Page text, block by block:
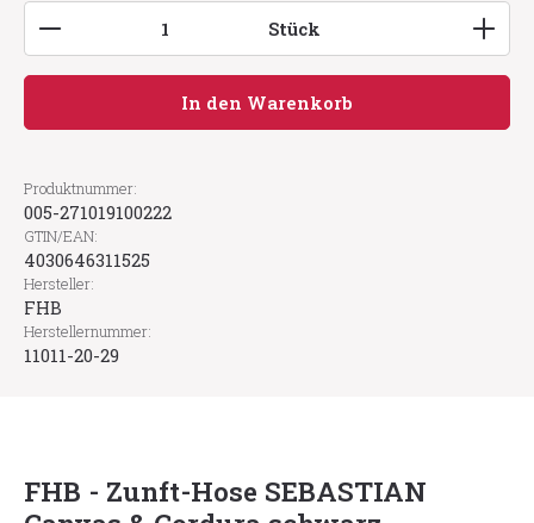
Produkt Anzahl: Gib den gewünschten Wert
Stück
In den Warenkorb
Produktnummer:
005-271019100222
GTIN/EAN:
4030646311525
Hersteller:
FHB
Herstellernummer:
11011-20-29
FHB - Zunft-Hose SEBASTIAN